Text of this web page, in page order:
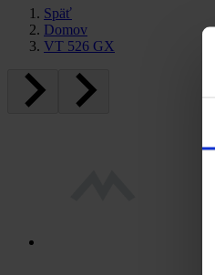
Späť
Domov
VT 526 GX